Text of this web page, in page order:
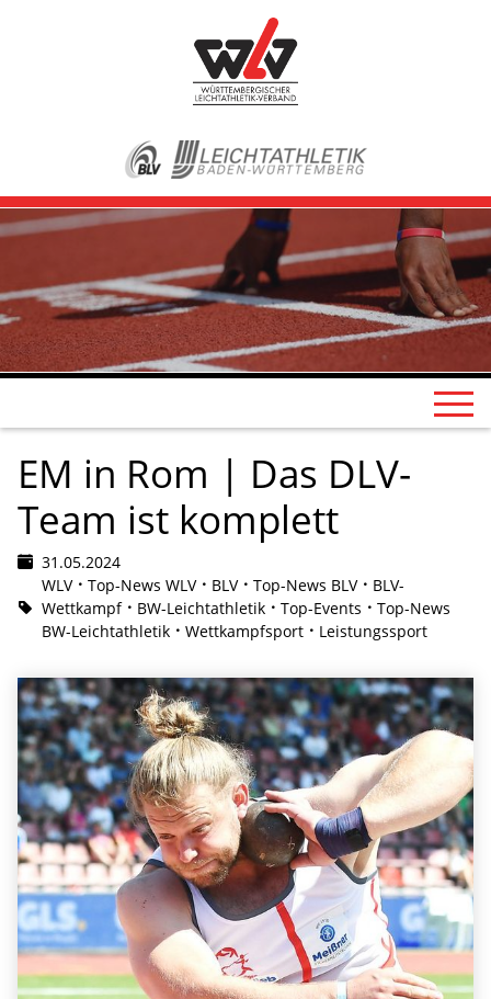
EM in Rom | Das DLV-
Team ist komplett
31.05.2024
WLV
Top-News WLV BLV Top-News BLV
BLV-
Wettkampf
BW-Leichtathletik Top-Events
Top-News
BW-Leichtathletik
Wettkampfsport Leistungssport